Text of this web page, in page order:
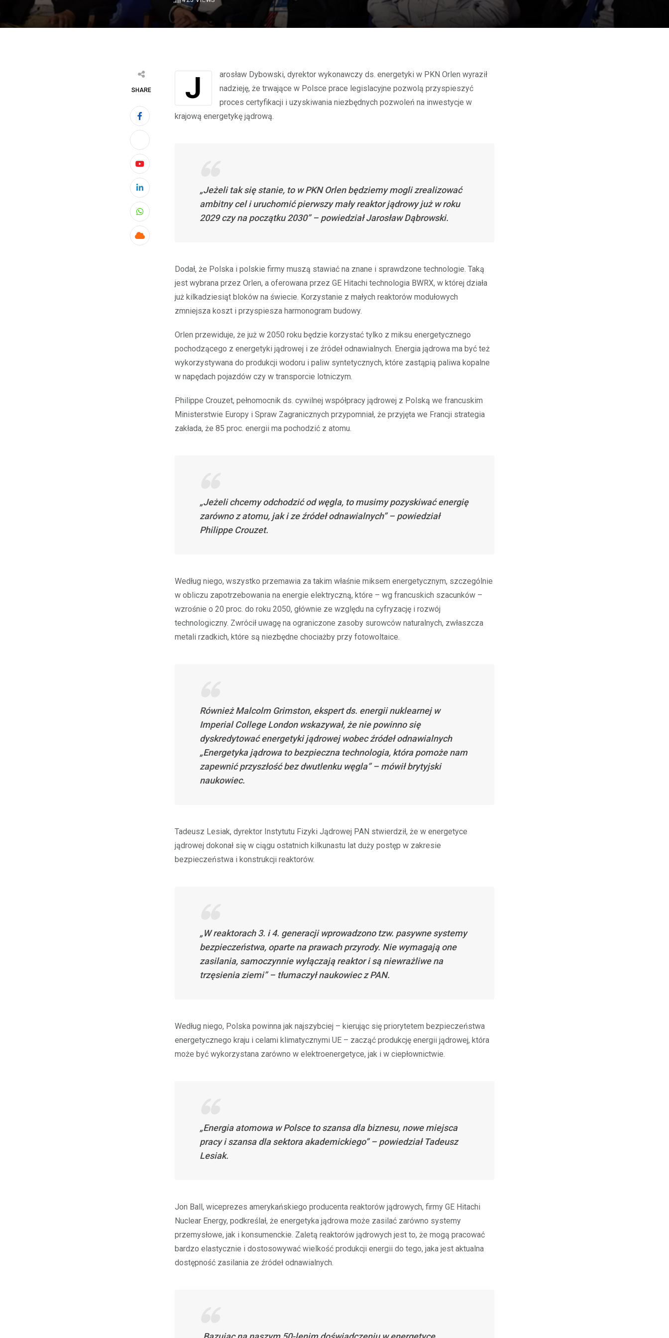
SHARE
Youtube
LinkedIn
Whatsapp
Cloud
Jarosław Dybowski, dyrektor wykonawczy ds. energetyki w PKN Orlen wyraził
nadzieję, że trwające w Polsce prace legislacyjne pozwolą przyspieszyć
proces certyfikacji i uzyskiwania niezbędnych pozwoleń na inwestycje w
krajową energetykę jądrową.
„Jeżeli tak się stanie, to w PKN Orlen będziemy mogli zrealizować
ambitny cel i uruchomić pierwszy mały reaktor jądrowy już w roku
2029 czy na początku 2030” – powiedział Jarosław Dąbrowski.
Dodał, że Polska i polskie firmy muszą stawiać na znane i sprawdzone technologie. Taką
jest wybrana przez Orlen, a oferowana przez GE Hitachi technologia BWRX, w której działa
już kilkadziesiąt bloków na świecie. Korzystanie z małych reaktorów modułowych
zmniejsza koszt i przyspiesza harmonogram budowy.
Orlen przewiduje, że już w 2050 roku będzie korzystać tylko z miksu energetycznego
pochodzącego z energetyki jądrowej i ze źródeł odnawialnych. Energia jądrowa ma być też
wykorzystywana do produkcji wodoru i paliw syntetycznych, które zastąpią paliwa kopalne
w napędach pojazdów czy w transporcie lotniczym.
Philippe Crouzet, pełnomocnik ds. cywilnej współpracy jądrowej z Polską we francuskim
Ministerstwie Europy i Spraw Zagranicznych przypomniał, że przyjęta we Francji strategia
zakłada, że 85 proc. energii ma pochodzić z atomu.
„Jeżeli chcemy odchodzić od węgla, to musimy pozyskiwać energię
zarówno z atomu, jak i ze źródeł odnawialnych” – powiedział
Philippe Crouzet.
Według niego, wszystko przemawia za takim właśnie miksem energetycznym, szczególnie
w obliczu zapotrzebowania na energie elektryczną, które – wg francuskich szacunków –
wzrośnie o 20 proc. do roku 2050, głównie ze względu na cyfryzację i rozwój
technologiczny. Zwrócił uwagę na ograniczone zasoby surowców naturalnych, zwłaszcza
metali rzadkich, które są niezbędne chociażby przy fotowoltaice.
Również Malcolm Grimston, ekspert ds. energii nuklearnej w
Imperial College London wskazywał, że nie powinno się
dyskredytować energetyki jądrowej wobec źródeł odnawialnych
„Energetyka jądrowa to bezpieczna technologia, która pomoże nam
zapewnić przyszłość bez dwutlenku węgla” – mówił brytyjski
naukowiec.
Tadeusz Lesiak, dyrektor Instytutu Fizyki Jądrowej PAN stwierdził, że w energetyce
jądrowej dokonał się w ciągu ostatnich kilkunastu lat duży postęp w zakresie
bezpieczeństwa i konstrukcji reaktorów.
„W reaktorach 3. i 4. generacji wprowadzono tzw. pasywne systemy
bezpieczeństwa, oparte na prawach przyrody. Nie wymagają one
zasilania, samoczynnie wyłączają reaktor i są niewrażliwe na
trzęsienia ziemi” – tłumaczył naukowiec z PAN.
Według niego, Polska powinna jak najszybciej – kierując się priorytetem bezpieczeństwa
energetycznego kraju i celami klimatycznymi UE – zacząć produkcję energii jądrowej, która
może być wykorzystana zarówno w elektroenergetyce, jak i w ciepłownictwie.
„Energia atomowa w Polsce to szansa dla biznesu, nowe miejsca
pracy i szansa dla sektora akademickiego” – powiedział Tadeusz
Lesiak.
Jon Ball, wiceprezes amerykańskiego producenta reaktorów jądrowych, firmy GE Hitachi
Nuclear Energy, podkreślał, że energetyka jądrowa może zasilać zarówno systemy
przemysłowe, jak i konsumenckie. Zaletą reaktorów jądrowych jest to, że mogą pracować
bardzo elastycznie i dostosowywać wielkość produkcji energii do tego, jaka jest aktualna
dostępność zasilania ze źródeł odnawialnych.